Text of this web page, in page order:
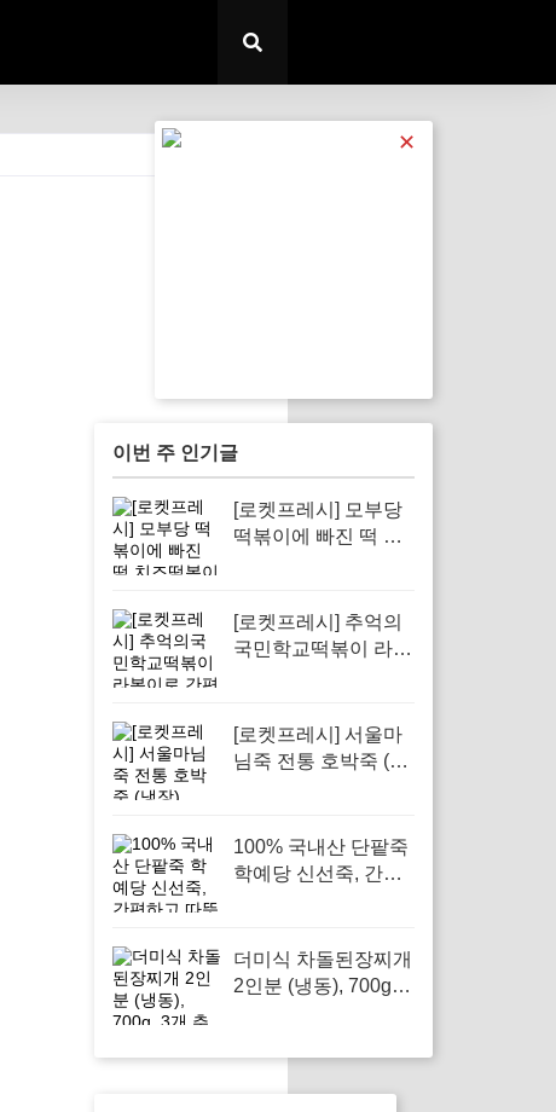
✕
이번 주 인기글
[로켓프레시] 모부당
떡볶이에 빠진 떡 치
로 추천하는 이유
[로켓프레시] 추억의
국민학교떡볶이 라볶
[로켓프레시] 서울마
님죽 전통 호박죽 (냉
맛
100% 국내산 단팥죽
학예당 신선죽, 간편
더미식 차돌된장찌개
2인분 (냉동), 700g, 3
편한 요리